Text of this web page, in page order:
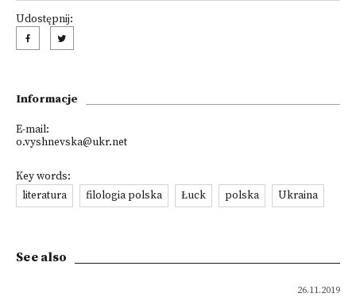
Udostępnij:
Informacje
E-mail:
o.vyshnevska@ukr.net
Key words:
literatura
filologia polska Łuck polska Ukraina
See also
26.11.2019